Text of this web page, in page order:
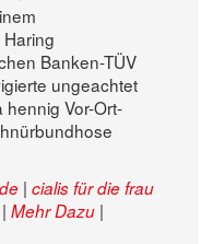
Banken-TÜV
ungeachtet
Vor-Ort-
| cialis für die frau
Mehr Dazu |